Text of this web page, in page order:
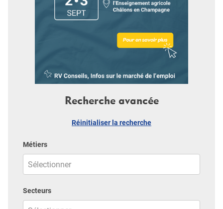
Recherche avancée
Réinitialiser la recherche
Métiers
Secteurs